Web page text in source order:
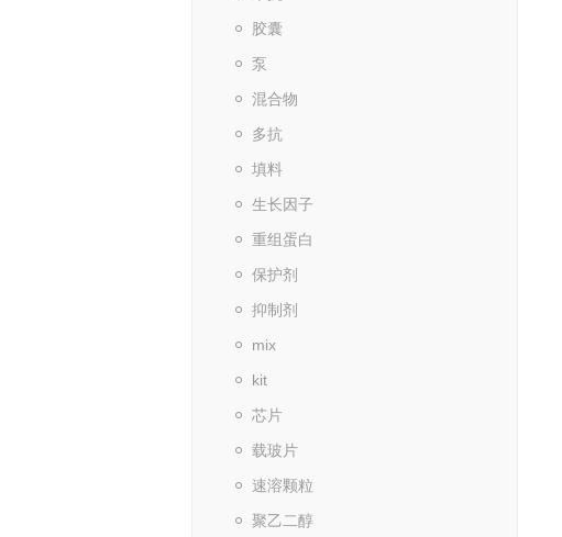
胶囊
泵
混合物
多抗
填料
生长因子
重组蛋白
保护剂
抑制剂
mix
kit
芯片
载玻片
速溶颗粒
聚乙二醇